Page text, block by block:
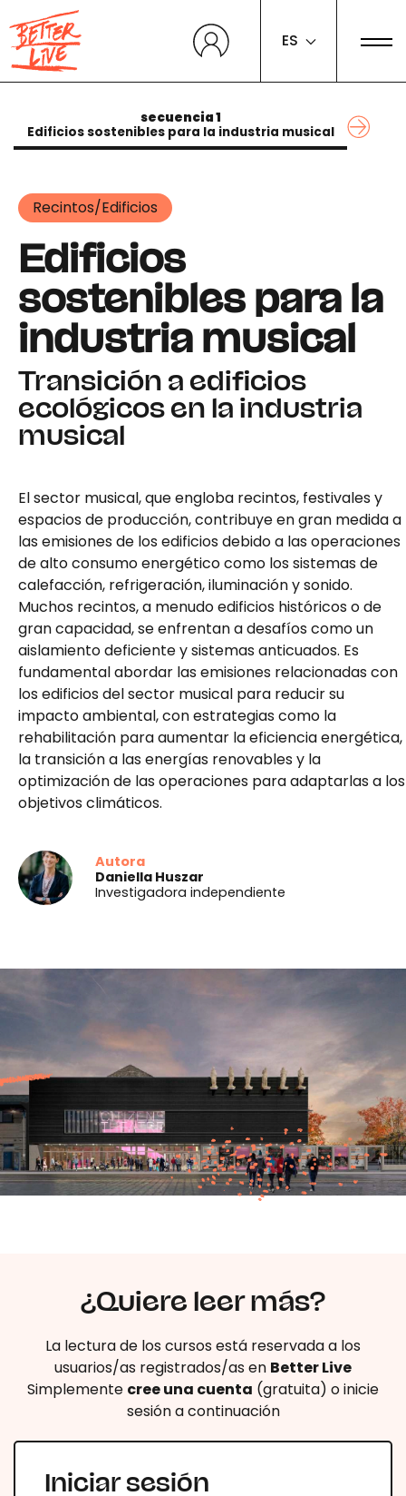
ES
secuencia 1
Edificios sostenibles para la industria musical
Recintos/Edificios
Edificios
sostenibles para la
industria musical
Transición a edificios
ecológicos en la industria
musical
El sector musical, que engloba recintos, festivales y
espacios de producción, contribuye en gran medida a
las emisiones de los edificios debido a las operaciones
de alto consumo energético como los sistemas de
calefacción, refrigeración, iluminación y sonido.
Muchos recintos, a menudo edificios históricos o de
gran capacidad, se enfrentan a desafíos como un
aislamiento deficiente y sistemas anticuados. Es
fundamental abordar las emisiones relacionadas con
los edificios del sector musical para reducir su
impacto ambiental, con estrategias como la
rehabilitación para aumentar la eficiencia energética,
la transición a las energías renovables y la
optimización de las operaciones para adaptarlas a los
objetivos climáticos.
Autora
Daniella Huszar
Investigadora independiente
¿Quiere leer más?
La lectura de los cursos está reservada a los
usuarios/as registrados/as en Better Live
Simplemente cree una cuenta (gratuita) o inicie
sesión a continuación
Iniciar sesión
Panel de gestión de cookies